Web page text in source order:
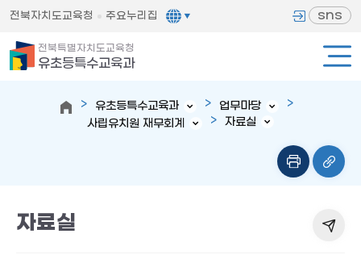
전북자치도교육청 주요누리집 sns
전북특별자치도교육청
유초등특수교육과
유초등특수교육과
업무마당
사립유치원 재무회계
자료실
자료실